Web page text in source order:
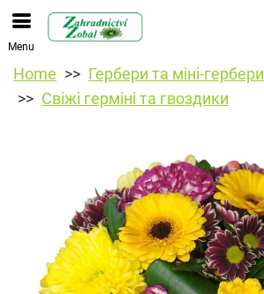
Menu
Home
Гербери та міні-гербери
Свіжі герміні та гвоздики